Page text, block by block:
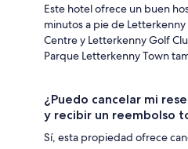
Este hotel ofrece un buen
minutos a pie de
Centre y Letterkenny Golf
Parque Letterkenny Town
¿Puedo cancelar mi
y recibir un reembolso
Sí, esta propiedad ofrece